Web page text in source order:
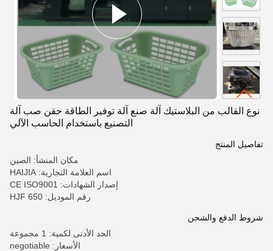
نوع القالب من البلاستيك آلة صنع آلة توفير الطاقة حقن صب آلة
التصنيع باستخدام الحاسب الآلي
تفاصيل المنتج
مكان المنشأ: الصين
اسم العلامة التجارية: HAIJIA
إصدار الشهادات: CE ISO9001
رقم الموديل: HJF 650
شروط الدفع والشحن
الحد الأدنى لكمية: 1 مجموعة
الأسعار: negotiable